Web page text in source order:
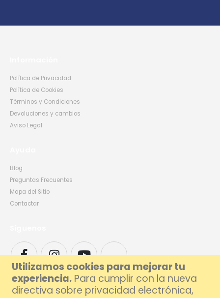
Utilizamos cookies para mejorar tu
experiencia. Para cumplir con la nueva
directiva sobre privacidad electrónica,
Política de Privacidad
Política de Cookies
Términos y Condiciones
Devoluciones y cambios
Aviso Legal
Blog
Preguntas Frecuentes
Mapa del Sitio
Contactar